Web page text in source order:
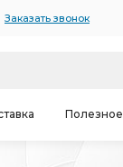
Заказать звонок
Полезное